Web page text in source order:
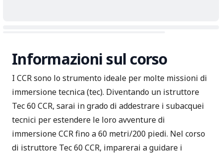
Informazioni sul corso
I CCR sono lo strumento ideale per molte missioni di
immersione tecnica (tec). Diventando un istruttore
Tec 60 CCR, sarai in grado di addestrare i subacquei
tecnici per estendere le loro avventure di
immersione CCR fino a 60 metri/200 piedi. Nel corso
di istruttore Tec 60 CCR, imparerai a guidare i